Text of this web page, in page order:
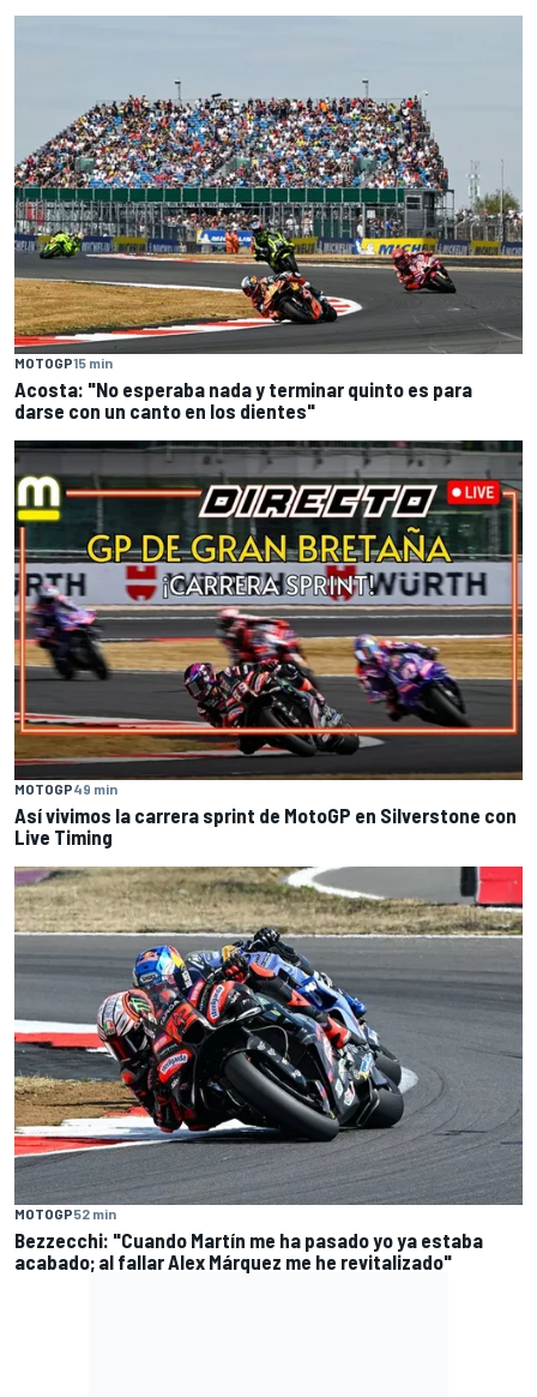
MOTOGP15 min
Acosta: "No esperaba nada y terminar quinto es para
darse con un canto en los dientes"
MOTOGP49 min
Así vivimos la carrera sprint de MotoGP en Silverstone con
Live Timing
MOTOGP52 min
Bezzecchi: "Cuando Martín me ha pasado yo ya estaba
acabado; al fallar Alex Márquez me he revitalizado"